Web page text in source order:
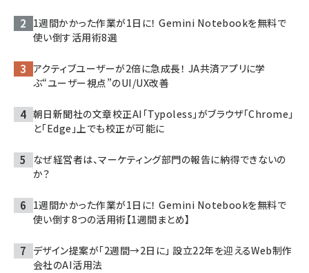
1週間かかった作業が1日に！ Gemini Notebookを無料で
使い倒す活用術8選
アクティブユーザーが2倍に急成長！ JA共済アプリに学
ぶ“ユーザー視点”のUI/UX改善
朝日新聞社の文章校正AI「Typoless」がブラウザ「Chrome」
と「Edge」上でも校正が可能に
なぜ経営者は、マーケティング部門の報告に納得できないの
か？
1週間かかった作業が1日に！ Gemini Notebookを無料で
使い倒す8つの活用術【1週間まとめ】
デザイン提案が「2週間→2日に」 設立22年を迎えるWeb制作
会社のAI活用法